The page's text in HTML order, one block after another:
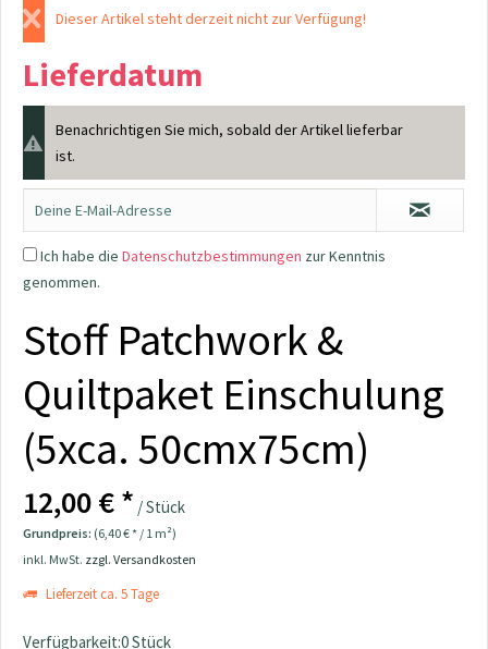
Dieser Artikel steht derzeit nicht zur Verfügung!
Lieferdatum
Benachrichtigen Sie mich, sobald der Artikel lieferbar
ist.
Ich habe die Datenschutzbestimmungen zur Kenntnis
genommen.
Stoff Patchwork &
Quiltpaket Einschulung
(5xca. 50cmx75cm)
12,00 € * / Stück
Grundpreis: (6,40 € * / 1 m²)
inkl. MwSt. zzgl. Versandkosten
Lieferzeit ca. 5 Tage
Verfügbarkeit:0 Stück